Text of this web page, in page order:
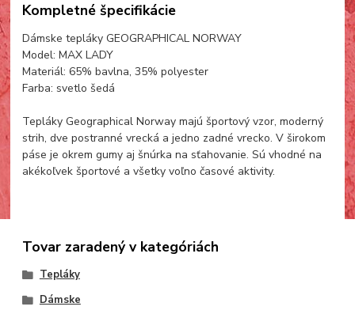
Kompletné špecifikácie
Dámske tepláky GEOGRAPHICAL NORWAY
Model: MAX LADY
Materiál: 65% bavlna, 35% polyester
Farba: svetlo šedá
Tepláky Geographical Norway majú športový vzor, moderný
strih, dve postranné vrecká a jedno zadné vrecko. V širokom
páse je okrem gumy aj šnúrka na sťahovanie. Sú vhodné na
akékoľvek športové a všetky voľno časové aktivity.
Tovar zaradený v kategóriách
Tepláky
Dámske